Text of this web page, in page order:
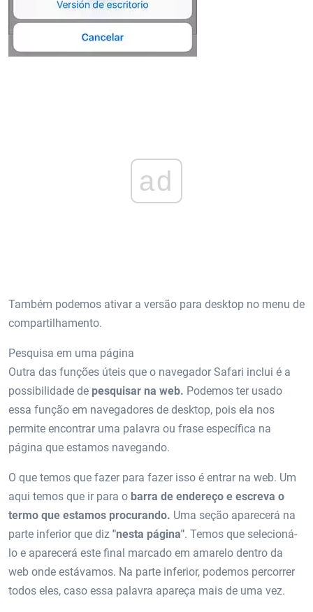
ad
Também podemos ativar a versão para desktop no menu de
compartilhamento.
Pesquisa em uma página
Outra das funções úteis que o navegador Safari inclui é a
possibilidade de pesquisar na web. Podemos ter usado
essa função em navegadores de desktop, pois ela nos
permite encontrar uma palavra ou frase específica na
página que estamos navegando.
O que temos que fazer para fazer isso é entrar na web. Um
aqui temos que ir para o barra de endereço e escreva o
termo que estamos procurando. Uma seção aparecerá na
parte inferior que diz "nesta página". Temos que selecioná-
lo e aparecerá este final marcado em amarelo dentro da
web onde estávamos. Na parte inferior, podemos percorrer
todos eles, caso essa palavra apareça mais de uma vez.